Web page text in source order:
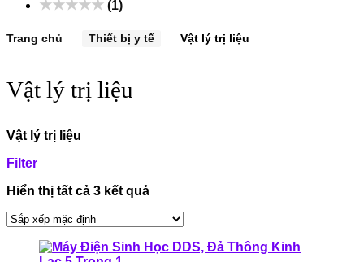
★★★★★ (1)
Trang chủ Thiết bị y tế Vật lý trị liệu
Vật lý trị liệu
Vật lý trị liệu
Filter
Hiển thị tất cả 3 kết quả